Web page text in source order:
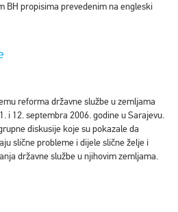
BH propisima prevedenim na engleski
reforma državne službe u zemljama
i 12. septembra 2006. godine u Sarajevu.
diskusije koje su pokazale da
slične probleme i dijele slične želje i
državne službe u njihovim zemljama.